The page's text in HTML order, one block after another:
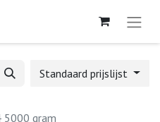
Standaard prijslijst
5000 gram